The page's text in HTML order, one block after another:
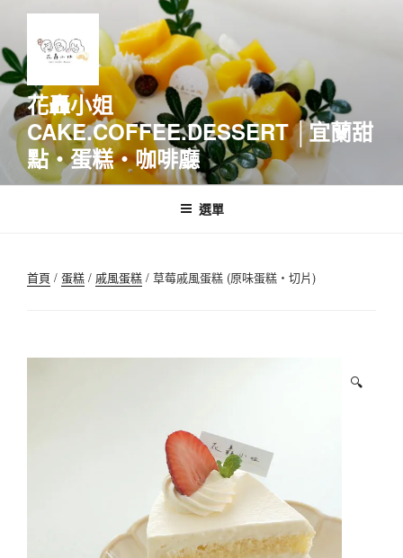
主
要
花轟小姐
CAKE.COFFEE.DESSERT │宜蘭甜
點‧蛋糕‧咖啡廳
選單
首頁 / 蛋糕 / 戚風蛋糕 / 草莓戚風蛋糕 (原味蛋糕‧切片)
🔍